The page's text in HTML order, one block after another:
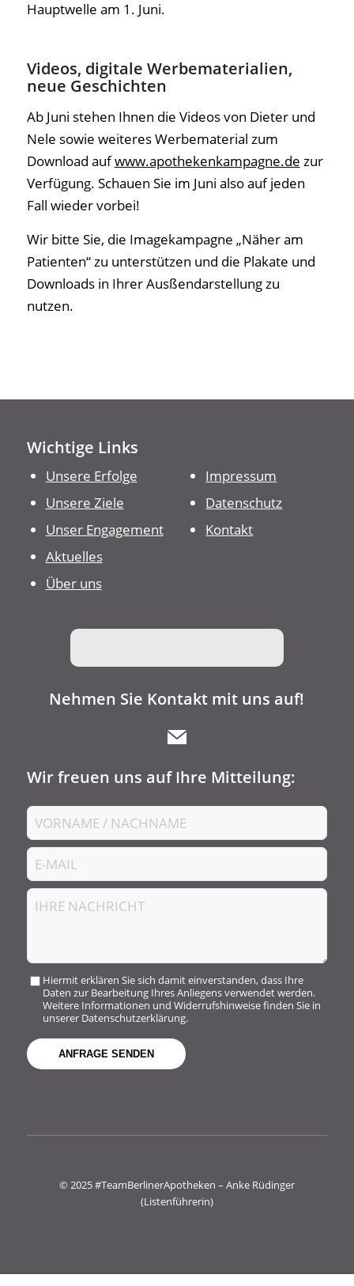
Hauptwelle am 1. Juni.
Videos, digitale Werbematerialien,
neue Geschichten
Ab Juni stehen Ihnen die Videos von Dieter und
Nele sowie weiteres Werbematerial zum
Download aufwww.apothekenkampagne.de zur
Verfügung. Schauen Sie im Juni also auf jeden
Fall wieder vorbei!
Wir bitte Sie, die Imagekampagne „Näher am
Patienten“ zu unterstützen und die Plakate und
Downloads in Ihrer Ausßendarstellung zu
nutzen.
Wichtige Links
Unsere Erfolge
Unsere Ziele
Unser Engagement
Aktuelles
Über uns
Impressum
Datenschutz
Kontakt
Nehmen Sie Kontakt mit uns auf!
Wir freuen uns auf Ihre Mitteilung:
Hiermit erklären Sie sich damit einverstanden, dass Ihre
Daten zur Bearbeitung Ihres Anliegens verwendet werden.
Weitere Informationen und Widerrufshinweise finden Sie in
unserer Datenschutzerklärung.
© 2025 #TeamBerlinerApotheken – Anke Rüdinger
(Listenführerin)